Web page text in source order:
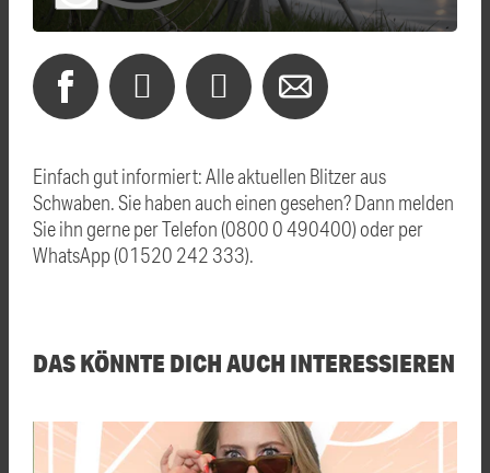
Einfach gut informiert: Alle aktuellen Blitzer aus
Schwaben. Sie haben auch einen gesehen? Dann melden
Sie ihn gerne per Telefon (0800 0 490400) oder per
WhatsApp (01520 242 333).
DAS KÖNNTE DICH AUCH INTERESSIEREN